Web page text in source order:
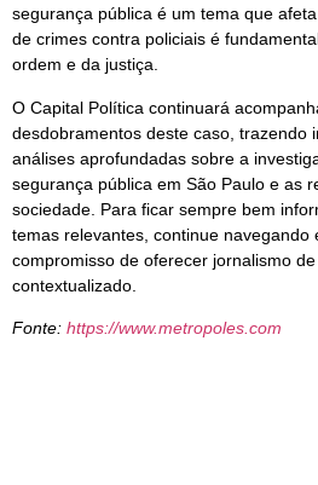
segurança pública é um tema que
de crimes contra policiais é
ordem e da justiça.
O Capital Política continuará
desdobramentos deste caso, trazendo
análises aprofundadas sobre a
segurança pública em São Paulo e as
sociedade. Para ficar sempre bem
temas relevantes, continue navegando
compromisso de oferecer jornalismo
contextualizado.
Fonte: https://www.metropoles.com